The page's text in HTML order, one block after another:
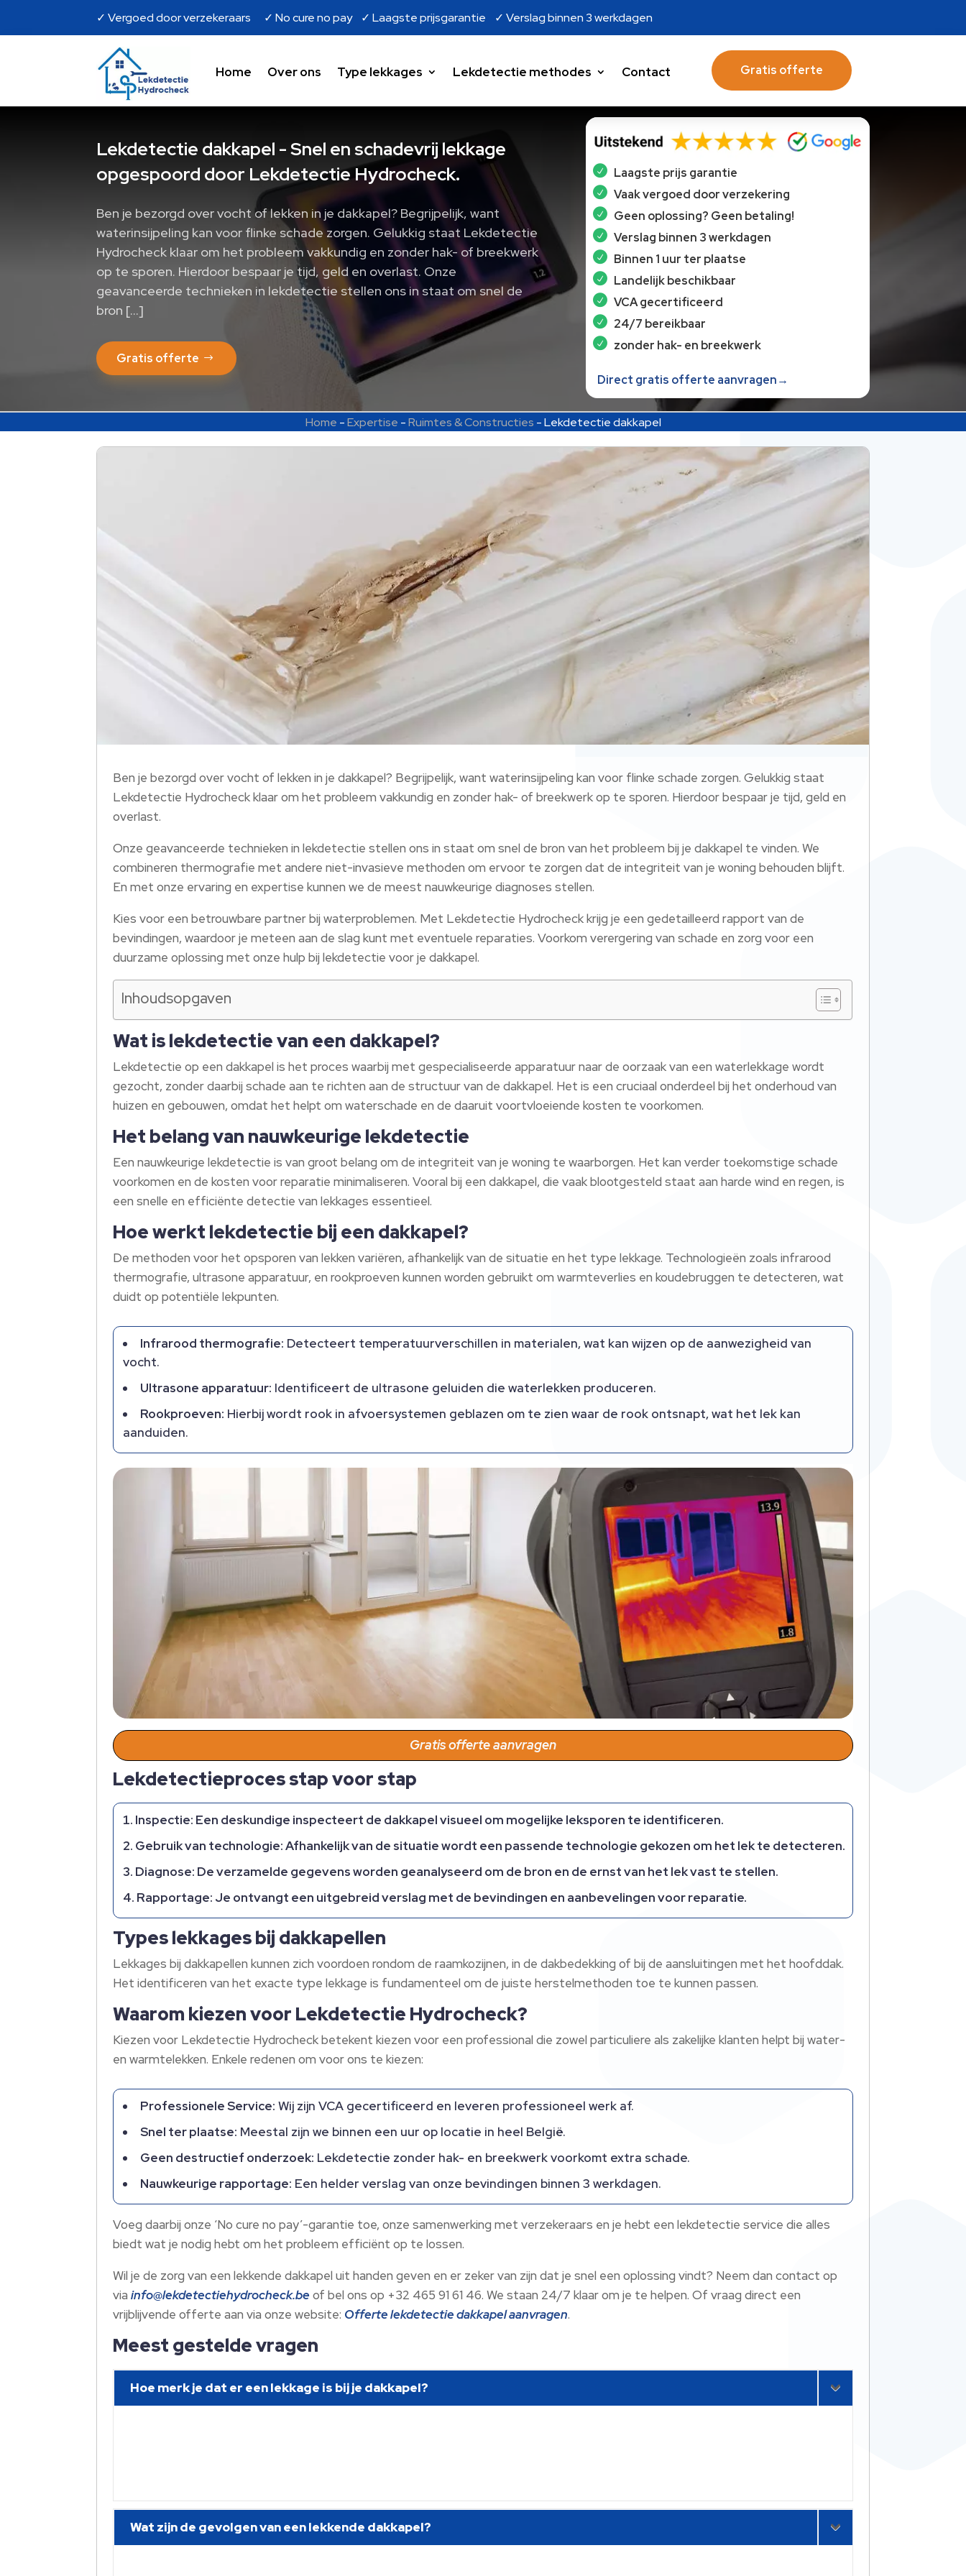
✓ Vergoed door verzekeraars ✓ No cure no pay ✓ Laagste prijsgarantie ✓ Verslag binnen 3 werkdagen
Home Over ons Type lekkages Lekdetectie methodes Contact Gratis offerte
Lekdetectie dakkapel - Snel en schadevrij lekkage
opgespoord door Lekdetectie Hydrocheck.
Ben je bezorgd over vocht of lekken in je dakkapel? Begrijpelijk, want
waterinsijpeling kan voor flinke schade zorgen. Gelukkig staat Lekdetectie
Hydrocheck klaar om het probleem vakkundig en zonder hak- of breekwerk
op te sporen. Hierdoor bespaar je tijd, geld en overlast. Onze
geavanceerde technieken in lekdetectie stellen ons in staat om snel de
bron […]
Gratis offerte
Laagste prijs garantie
Vaak vergoed door verzekering
Geen oplossing? Geen betaling!
Verslag binnen 3 werkdagen
Binnen 1 uur ter plaatse
Landelijk beschikbaar
VCA gecertificeerd
24/7 bereikbaar
zonder hak- en breekwerk
Direct gratis offerte aanvragen→
Home -Expertise -Ruimtes & Constructies -Lekdetectie dakkapel
Ben je bezorgd over vocht of lekken in je dakkapel? Begrijpelijk, want waterinsijpeling kan voor flinke schade zorgen. Gelukkig staat
Lekdetectie Hydrocheck klaar om het probleem vakkundig en zonder hak- of breekwerk op te sporen. Hierdoor bespaar je tijd, geld en
overlast.
Onze geavanceerde technieken in lekdetectie stellen ons in staat om snel de bron van het probleem bij je dakkapel te vinden. We
combineren thermografie met andere niet-invasieve methoden om ervoor te zorgen dat de integriteit van je woning behouden blijft.
En met onze ervaring en expertise kunnen we de meest nauwkeurige diagnoses stellen.
Kies voor een betrouwbare partner bij waterproblemen. Met Lekdetectie Hydrocheck krijg je een gedetailleerd rapport van de
bevindingen, waardoor je meteen aan de slag kunt met eventuele reparaties. Voorkom verergering van schade en zorg voor een
duurzame oplossing met onze hulp bij lekdetectie voor je dakkapel.
Inhoudsopgaven
Wat is lekdetectie van een dakkapel?
Lekdetectie op een dakkapel is het proces waarbij met gespecialiseerde apparatuur naar de oorzaak van een waterlekkage wordt
gezocht, zonder daarbij schade aan te richten aan de structuur van de dakkapel. Het is een cruciaal onderdeel bij het onderhoud van
huizen en gebouwen, omdat het helpt om waterschade en de daaruit voortvloeiende kosten te voorkomen.
Het belang van nauwkeurige lekdetectie
Een nauwkeurige lekdetectie is van groot belang om de integriteit van je woning te waarborgen. Het kan verder toekomstige schade
voorkomen en de kosten voor reparatie minimaliseren. Vooral bij een dakkapel, die vaak blootgesteld staat aan harde wind en regen, is
een snelle en efficiënte detectie van lekkages essentieel.
Hoe werkt lekdetectie bij een dakkapel?
De methoden voor het opsporen van lekken variëren, afhankelijk van de situatie en het type lekkage. Technologieën zoals infrarood
thermografie, ultrasone apparatuur, en rookproeven kunnen worden gebruikt om warmteverlies en koudebruggen te detecteren, wat
duidt op potentiële lekpunten.
Infrarood thermografie: Detecteert temperatuurverschillen in materialen, wat kan wijzen op de aanwezigheid van
vocht.
Ultrasone apparatuur: Identificeert de ultrasone geluiden die waterlekken produceren.
Rookproeven: Hierbij wordt rook in afvoersystemen geblazen om te zien waar de rook ontsnapt, wat het lek kan
aanduiden.
Gratis offerte aanvragen
Lekdetectieproces stap voor stap
Inspectie: Een deskundige inspecteert de dakkapel visueel om mogelijke leksporen te identificeren.
Gebruik van technologie:Afhankelijk van de situatie wordt een passende technologie gekozen om het lek te detecteren.
Diagnose: De verzamelde gegevens worden geanalyseerd om de bron en de ernst van het lek vast te stellen.
Rapportage: Je ontvangt een uitgebreid verslag met de bevindingen en aanbevelingen voor reparatie.
Types lekkages bij dakkapellen
Lekkages bij dakkapellen kunnen zich voordoen rondom de raamkozijnen, in de dakbedekking of bij de aansluitingen met het hoofddak.
Het identificeren van het exacte type lekkage is fundamenteel om de juiste herstelmethoden toe te kunnen passen.
Waarom kiezen voor Lekdetectie Hydrocheck?
Kiezen voor Lekdetectie Hydrocheck betekent kiezen voor een professional die zowel particuliere als zakelijke klanten helpt bij water-
en warmtelekken. Enkele redenen om voor ons te kiezen:
Professionele Service: Wij zijn VCA gecertificeerd en leveren professioneel werk af.
Snel ter plaatse: Meestal zijn we binnen een uur op locatie in heel België.
Geen destructief onderzoek: Lekdetectie zonder hak- en breekwerk voorkomt extra schade.
Nauwkeurige rapportage: Een helder verslag van onze bevindingen binnen 3 werkdagen.
Voeg daarbij onze ‘No cure no pay’-garantie toe, onze samenwerking met verzekeraars en je hebt een lekdetectie service die alles
biedt wat je nodig hebt om het probleem efficiënt op te lossen.
Wil je de zorg van een lekkende dakkapel uit handen geven en er zeker van zijn dat je snel een oplossing vindt? Neem dan contact op
viainfo@lekdetectiehydrocheck.be of bel ons op +32 465 91 61 46. We staan 24/7 klaar om je te helpen. Of vraag direct een
vrijblijvende offerte aan via onze website: Offerte lekdetectie dakkapel aanvragen.
Meest gestelde vragen
Hoe merk je dat er een lekkage is bij je dakkapel?
Wat zijn de gevolgen van een lekkende dakkapel?